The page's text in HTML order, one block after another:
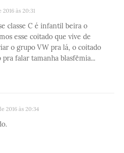
às 20:31
classe C é infantil beira o
esse coitado que vive de
o grupo VW pra lá, o coitado
falar tamanha blasfêmia...
2016 às 20:34